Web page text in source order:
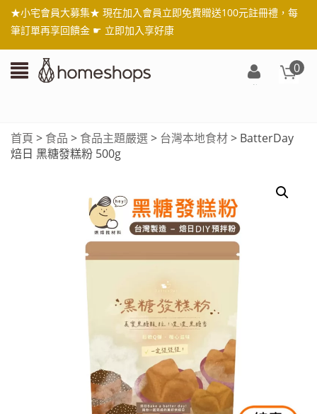
★小宅會員大募集★ 現在加入會員立即免費贈送100元註冊禮，每
筆訂單再享回饋金 ☛ 立即加入享好康
0
冊
首頁 > 食品 > 食品主題嚴選> 台灣本地食材> BatterDay
焙日 黑糖發糕粉 500g